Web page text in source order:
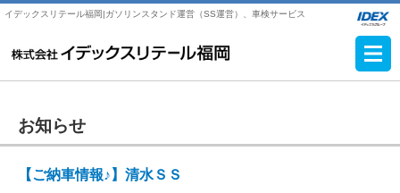
イデックスリテール福岡|ガソリンスタンド運営（SS運営）、車検サービス
お知らせ
【ご納車情報♪】清水ＳＳ